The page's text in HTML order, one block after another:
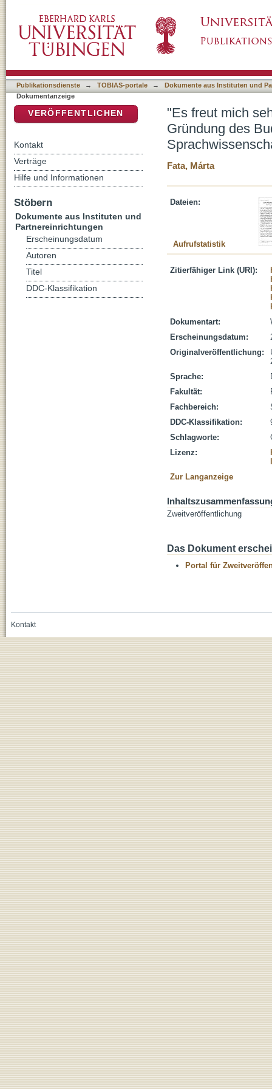
Lehrstuhls für Indoeuropäische
Publikationsdienste → TOBIAS-portale →
Dokumente aus Instituten und
Dokumentanzeige
"Es freut mich
Gründung des
Fata, Márta
Dateien:
Aufrufstatistik
Zitierfähiger Link (URI):
Dokumentart:
Erscheinungsdatum:
Originalveröffentlichung:
Sprache:
Fakultät:
Fachbereich:
DDC-Klassifikation:
Schlagworte:
Lizenz:
Zur Langanzeige
Zweitveröffentlichung
Das Dokument
Portal für
VERÖFFENTLICHEN
Kontakt
Verträge
Hilfe und Informationen
Stöbern
Dokumente aus Instituten und
Partnereinrichtungen
Erscheinungsdatum
Autoren
Titel
DDC-Klassifikation
Kontakt